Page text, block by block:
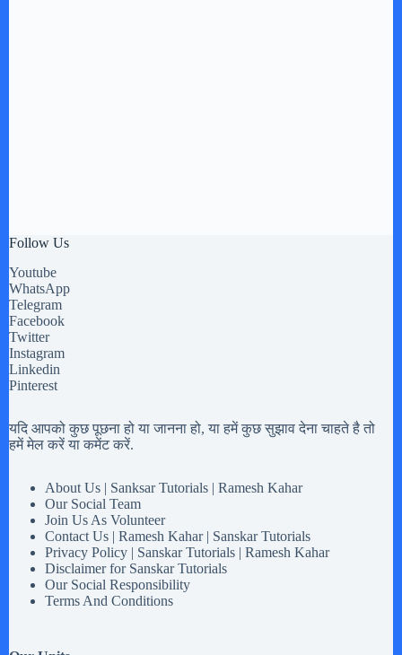
Follow Us
Youtube
WhatsApp
Telegram
Facebook
Twitter
Instagram
Linkedin
Pinterest
यदि आपको कुछ पूछना हो या जानना हो, या हमें कुछ सुझाव देना चाहते है तो
हमें मेल करें या कमेंट करें.
About Us | Sanksar Tutorials | Ramesh Kahar
Our Social Team
Join Us As Volunteer
Contact Us | Ramesh Kahar | Sanskar Tutorials
Privacy Policy | Sanskar Tutorials | Ramesh Kahar
Disclaimer for Sanskar Tutorials
Our Social Responsibility
Terms And Conditions